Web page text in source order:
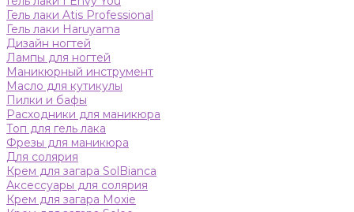
Гель лаки Atis Professional
Гель лаки Haruyama
Дизайн ногтей
Лампы для ногтей
Маникюрный инструмент
Масло для кутикулы
Пилки и бафы
Расходники для маникюра
Топ для гель лака
Фрезы для маникюра
Для солярия
Крем для загара SolBianca
Аксессуары для солярия
Крем для загара Moxie